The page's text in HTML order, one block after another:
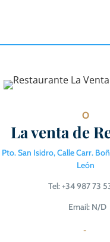
O
La venta de
Pto. San Isidro, Calle Carr.
León
Tel: +34 987 73
Email: N/D
-